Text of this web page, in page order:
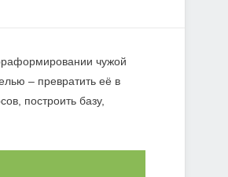
чужой
– превратить её в
построить базу,